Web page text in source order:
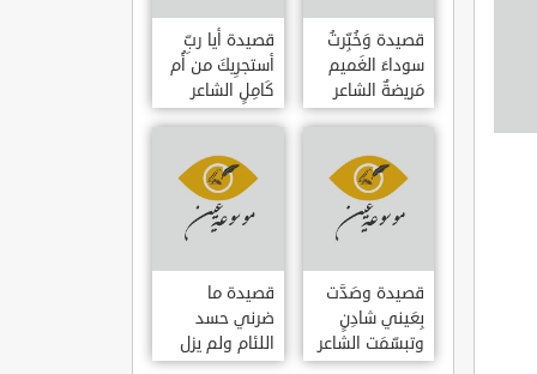
قصيدة وَخُبِّرتُ
سوداءَ الغَميم
مَريضةٌ الشاعر
العوام بن عقبة
قصيدة أيا ربِّ
أستجرِيكَ من أُم
كَامِلٍ الشاعر
العوام بن عقبة
قصيدة وصَدَّت
بِعَيني شادِنٍ
وتبسّمَت الشاعر
العوام بن عقبة
قصيدة ما
ضرني حسد
اللئام ولم يزل
الشاعر عمارة بن